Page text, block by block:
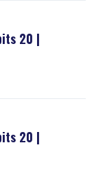
20 |
20 |